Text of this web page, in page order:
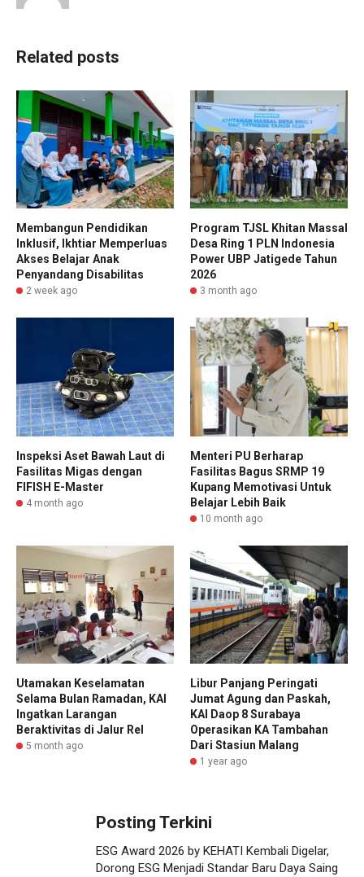
Related posts
Membangun Pendidikan
Inklusif, Ikhtiar Memperluas
Akses Belajar Anak
Penyandang Disabilitas
2 week ago
Program TJSL Khitan Massal
Desa Ring 1 PLN Indonesia
Power UBP Jatigede Tahun
2026
3 month ago
Inspeksi Aset Bawah Laut di
Fasilitas Migas dengan
FIFISH E-Master
4 month ago
Menteri PU Berharap
Fasilitas Bagus SRMP 19
Kupang Memotivasi Untuk
Belajar Lebih Baik
10 month ago
Utamakan Keselamatan
Selama Bulan Ramadan, KAI
Ingatkan Larangan
Beraktivitas di Jalur Rel
5 month ago
Libur Panjang Peringati
Jumat Agung dan Paskah,
KAI Daop 8 Surabaya
Operasikan KA Tambahan
Dari Stasiun Malang
1 year ago
Posting Terkini
ESG Award 2026 by KEHATI Kembali Digelar,
Dorong ESG Menjadi Standar Baru Daya Saing